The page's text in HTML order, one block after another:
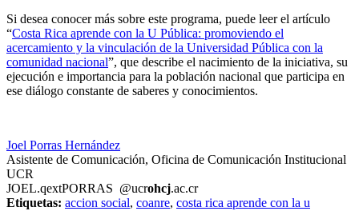
Si desea conocer más sobre este programa, puede leer el artículo
“Costa Rica aprende con la U Pública: promoviendo el
acercamiento y la vinculación de la Universidad Pública con la
comunidad nacional”, que describe el nacimiento de la iniciativa, su
ejecución e importancia para la población nacional que participa en
ese diálogo constante de saberes y conocimientos.
Joel Porras Hernández
Asistente de Comunicación, Oficina de Comunicación Institucional
UCR
JOEL.qextPORRAS @ucrohcj.ac.cr
Etiquetas: accion social, coanre, costa rica aprende con la u